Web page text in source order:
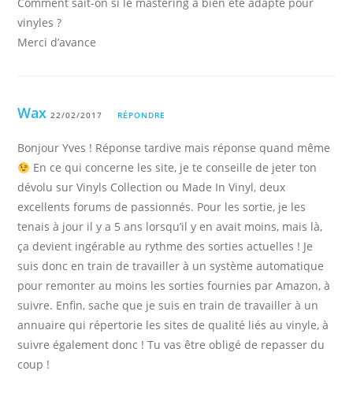
Comment sait-on si le mastering a bien été adapté pour
vinyles ?
Merci d’avance
Wax 22/02/2017 RÉPONDRE
Bonjour Yves ! Réponse tardive mais réponse quand même
En ce qui concerne les site, je te conseille de jeter ton
dévolu sur Vinyls Collection ou Made In Vinyl, deux
excellents forums de passionnés. Pour les sortie, je les
tenais à jour il y a 5 ans lorsqu’il y en avait moins, mais là,
ça devient ingérable au rythme des sorties actuelles ! Je
suis donc en train de travailler à un système automatique
pour remonter au moins les sorties fournies par Amazon, à
suivre. Enfin, sache que je suis en train de travailler à un
annuaire qui répertorie les sites de qualité liés au vinyle, à
suivre également donc ! Tu vas être obligé de repasser du
coup !